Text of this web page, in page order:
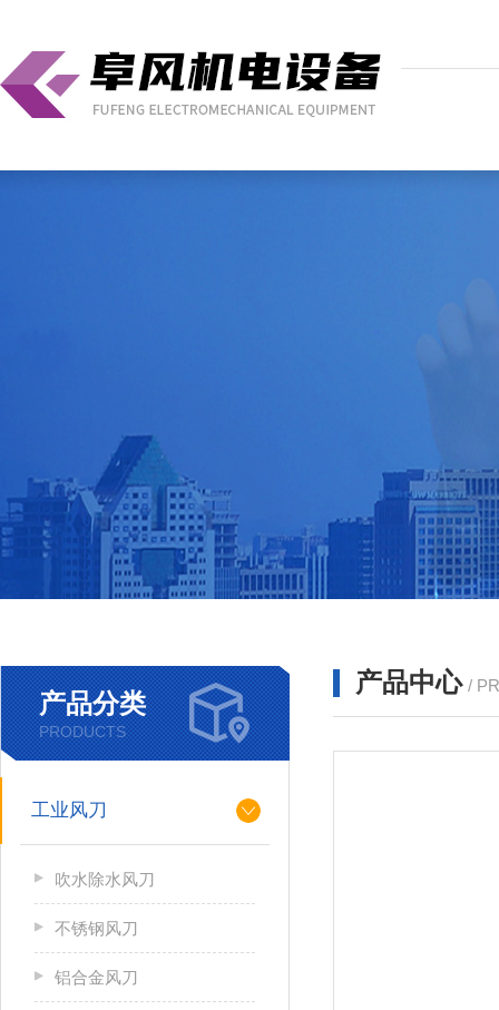
产品分类
PRODUCTS
工业风刀
吹水除水风刀
不锈钢风刀
铝合金风刀
产品中心 /